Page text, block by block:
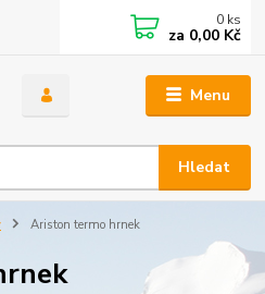
Menu
Hledat
0 ks
za 0,00 Kč
Ariston termo hrnek